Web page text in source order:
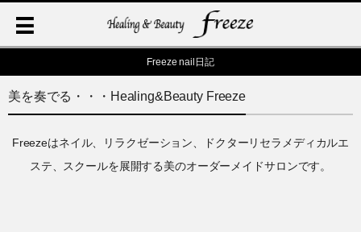
Freeze nail日記
美を奏でる・・・Healing&Beauty Freeze
Freezeはネイル、リラクゼーション、ドクターリセラメディカルエ
ステ、スクールを展開する美のオーダーメイドサロンです。